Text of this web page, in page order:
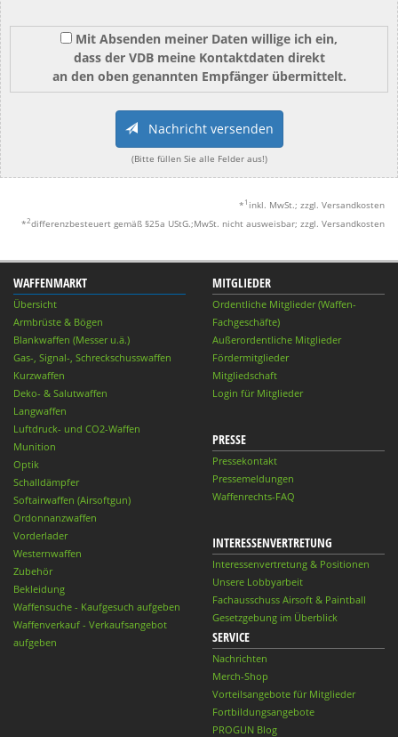
Mit Absenden meiner Daten willige ich ein,
dass der VDB meine Kontaktdaten direkt
an den oben genannten Empfänger übermittelt.
Nachricht versenden
(Bitte füllen Sie alle Felder aus!)
* 1 inkl. MwSt.; zzgl. Versandkosten
*2differenzbesteuert gemäß §25a UStG.;MwSt. nicht ausweisbar; zzgl. Versandkosten
WAFFENMARKT
Übersicht
Armbrüste & Bögen
Blankwaffen (Messer u.ä.)
Gas-, Signal-, Schreckschusswaffen
Kurzwaffen
Deko- & Salutwaffen
Langwaffen
Luftdruck- und CO2-Waffen
Munition
Optik
Schalldämpfer
Softairwaffen (Airsoftgun)
Ordonnanzwaffen
Vorderlader
Westernwaffen
Zubehör
Bekleidung
Waffensuche - Kaufgesuch aufgeben
Waffenverkauf - Verkaufsangebot
aufgeben
MITGLIEDER
Ordentliche Mitglieder (Waffen-
Fachgeschäfte)
Außerordentliche Mitglieder
Fördermitglieder
Mitgliedschaft
Login für Mitglieder
PRESSE
Pressekontakt
Pressemeldungen
Waffenrechts-FAQ
INTERESSENVERTRETUNG
Interessenvertretung & Positionen
Unsere Lobbyarbeit
Fachausschuss Airsoft & Paintball
Gesetzgebung im Überblick
SERVICE
Nachrichten
Merch-Shop
Vorteilsangebote für Mitglieder
Fortbildungsangebote
PROGUN Blog